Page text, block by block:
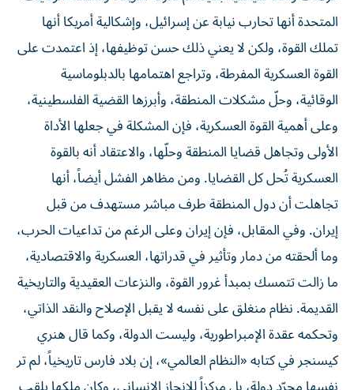
المتحدة أنها تحارب نيابة عن إسرائيل، وإشكالية أمريكا أنها
تملك القوة، ولكن لا يعني ذلك حسن توظيفها، إذ اعتمدت على
القوة العسكرية المفرطة، وتراجع اهتمامها بالدبلوماسية
الوقائية، وحلّ مشكلات المنطقة، وأبرزها القضية الفلسطينية،
وعلى أهمية القوة العسكرية، فإن المشكلة في جعلها الأداة
الأولى وتجاهل قضايا المنطقة وحلّها، والاعتقاد أنه بالقوة
العسكرية تُحل كل القضايا. ومن مظاهر الفشل أيضاً، أنها
تجاهلت أن دول المنطقة طرف مباشر مستهدف من قبل
إيران. وفي المقابل، فإن إيران وعلى الرغم من تداعيات الحرب،
وما ألحقته من دمار وتأثير في قدراتها، العسكرية والاقتصادية،
ما زالت تتمسك بمبدأ غرور القوة، والنزعات العقيدية والتاريخية
القديمة. نظام منغلق على نفسه لا يقبل الإصلاح والنقد الذاتي،
وتحكمه عقدة الإمبراطورية، وليست الدولة، وكما قال هنري
كيسنجر في كتابه «النظام العالمي»، إن بلاد فارس تاريخياً، لم تر